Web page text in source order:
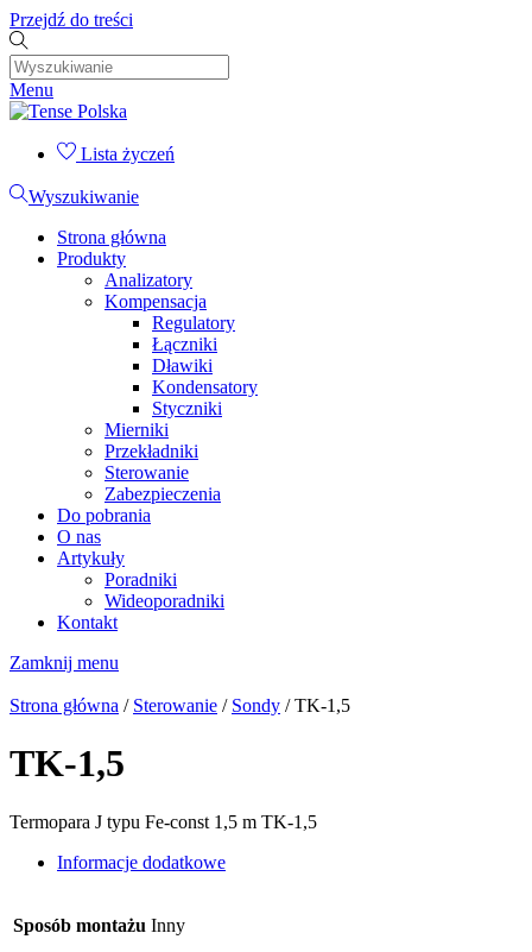
Przejdź do treści
Menu
Lista życzeń
Wyszukiwanie
Strona główna
Produkty
Analizatory
Kompensacja
Regulatory
Łączniki
Dławiki
Kondensatory
Styczniki
Mierniki
Przekładniki
Sterowanie
Zabezpieczenia
Do pobrania
O nas
Artykuły
Poradniki
Wideoporadniki
Kontakt
Zamknij menu
Strona główna / Sterowanie / Sondy / TK-1,5
TK-1,5
Termopara J typu Fe-const 1,5 m TK-1,5
Informacje dodatkowe
Sposób montażu Inny